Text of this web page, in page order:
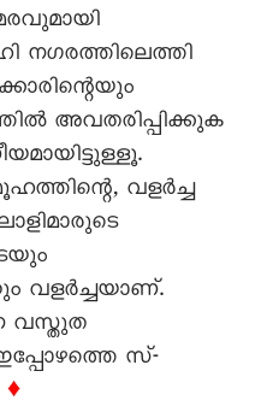
അവതരിപ്പിക്കുക
വളർച്ച
വളർച്ചയാണ്.
വസ്തുത
സ്-
♦